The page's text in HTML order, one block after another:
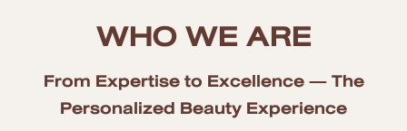
วีดีโอรีวิว
บทความ
โปรโมชั่น
WHO WE ARE
From Expertise to Excellence — The
Personalized Beauty Experience